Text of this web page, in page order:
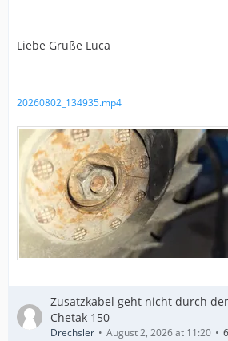
Liebe Grüße Luca
20260802_134935.mp4
Zusatzkabel geht nicht durch
Chetak 150
Drechsler August 2, 2026 at 11:20